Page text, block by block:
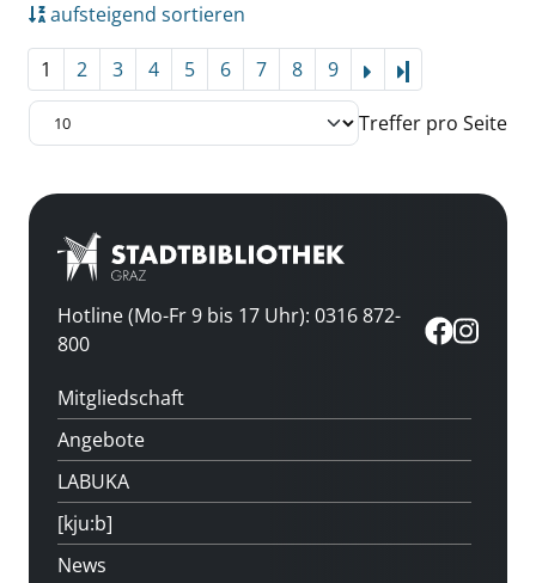
aufsteigend sortieren
1 2 3 4 5 6 7 8 9
Treffer pro Seite
Hotline (Mo-Fr 9 bis 17 Uhr): 0316 872-
800
Mitgliedschaft
Angebote
LABUKA
[kju:b]
News